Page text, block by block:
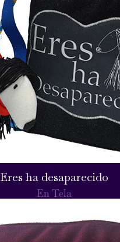
Eres ha desaparecido
En Tela